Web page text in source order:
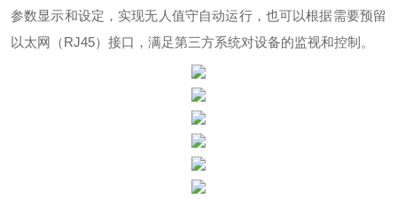
参数显示和设定，实现无人值守自动运行，也可以根据需要预留
以太网（RJ45）接口，满足第三方系统对设备的监视和控制。